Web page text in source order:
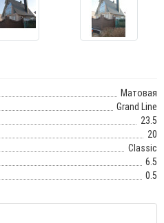
Матовая
Grand Line
23.5
20
Classic
6.5
0.5